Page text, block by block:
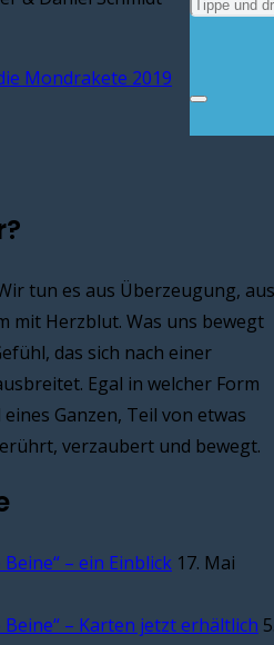
Mondrakete 2019
tun es aus Überzeugung, aus
mit Herzblut. Was uns bewegt
das sich nach einer
Egal in welcher Form
Ganzen, Teil von etwas
verzaubert und bewegt.
– ein Einblick 17. Mai
– Karten jetzt erhältlich